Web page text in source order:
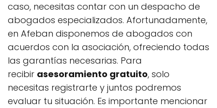
caso, necesitas contar con un despacho de
abogados especializados. Afortunadamente,
en Afeban disponemos de abogados con
acuerdos con la asociación, ofreciendo todas
las garantías necesarias. Para
recibir asesoramiento gratuito, solo
necesitas registrarte y juntos podremos
evaluar tu situación. Es importante mencionar